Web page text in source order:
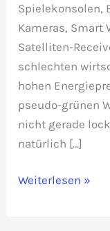
Spielekonsolen,
Kameras, Smart
Satelliten-
schlechten
hohen
pseudo-grünen
nicht gerade
natürlich […]
Vorsicht
Weiterlesen »